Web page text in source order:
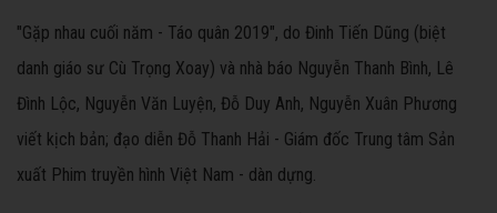
"Gặp nhau cuối năm - Táo quân 2019", do Đinh Tiến Dũng (biệt
danh giáo sư Cù Trọng Xoay) và nhà báo Nguyễn Thanh Bình, Lê
Đình Lộc, Nguyễn Văn Luyện, Đỗ Duy Anh, Nguyễn Xuân Phương
viết kịch bản; đạo diễn Đỗ Thanh Hải - Giám đốc Trung tâm Sản
xuất Phim truyền hình Việt Nam - dàn dựng.